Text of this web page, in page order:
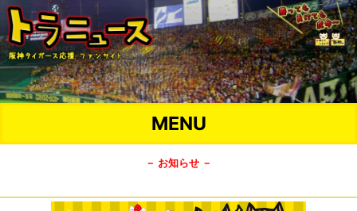
MENU
－ お知らせ －